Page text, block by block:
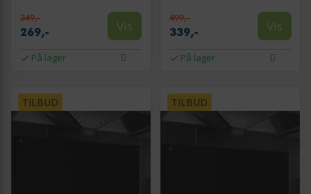
349,-
269,- Vis
På lager
499,-
339,- Vis
På lager
TILBUD TILBUD